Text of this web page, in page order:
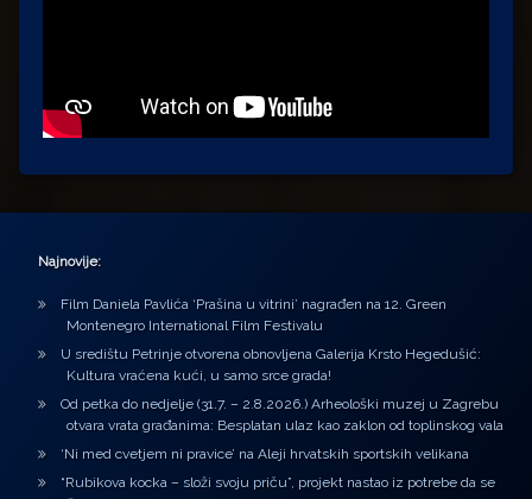
Najnovije:
Film Daniela Pavlića ‘Prašina u vitrini’ nagrađen na 12. Green
Montenegro International Film Festivalu
U središtu Petrinje otvorena obnovljena Galerija Krsto Hegedušić:
Kultura vraćena kući, u samo srce grada!
Od petka do nedjelje (31.7. – 2.8.2026.) Arheološki muzej u Zagrebu
otvara vrata građanima: Besplatan ulaz kao zaklon od toplinskog vala
‘Ni med cvetjem ni pravice’ na Aleji hrvatskih sportskih velikana
“Rubikova kocka – složi svoju priču”, projekt nastao iz potrebe da se